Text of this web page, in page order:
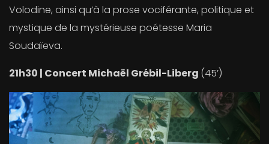
Volodine, ainsi qu’à la prose vociférante, politique et
mystique de la mystérieuse poétesse Maria
Soudaïeva.
21h30 | Concert Michaël Grébil-Liberg (45’)